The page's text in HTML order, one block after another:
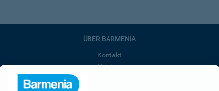
ÜBER BARMENIA
Kontakt
Karriere